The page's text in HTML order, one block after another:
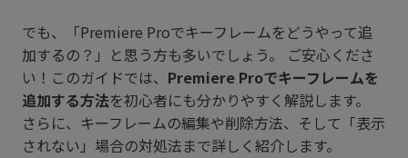
でも、「Premiere Proでキーフレームをどうやって追
加するの？」と思う方も多いでしょう。 ご安心くださ
い！このガイドでは、 Premiere Proでキーフレームを
追加する方法を初心者にも分かりやすく解説します。
さらに、キーフレームの編集や削除方法、そして「表示
されない」場合の対処法まで詳しく紹介します。